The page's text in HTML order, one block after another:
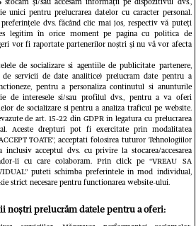
timp de trei luni.
afectați
unici pentru prelucrarea datelor cu caracter personal.
preferințele dvs. făcând clic mai jos, respectiv vă puteți
legitim în orice moment pe pagina cu politica de
vor fi raportate partenerilor noștri și nu vă vor afecta
de socializare si agentiile de publicitate partenere,
servicii de date analitice) prelucram date pentru a
pentru a personaliza continutul si anunturile
de interesele si/sau profilul dvs., pentru a va oferi
de socializare si pentru a analiza traficul pe website.
de art. 15-22 din GDPR in legatura cu prelucrarea
Aceste drepturi pot fi exercitate prin modalitatea
TOATE”, acceptati folosirea tuturor Tehnologiilor
acceptul dvs. cu privire la stocarea/accesarea
ii cu care colaboram. Prin click pe “VREAU SA
puteti schimba preferintele in mod individual,
strict necesare pentru functionarea website-ului.
noștri prelucrăm datele pentru a oferi: